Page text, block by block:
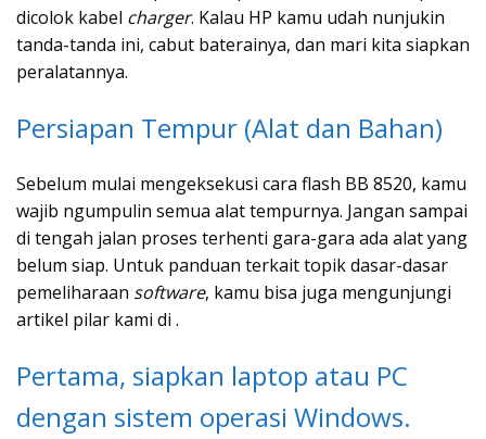
dicolok kabel charger. Kalau HP kamu udah nunjukin
tanda-tanda ini, cabut baterainya, dan mari kita siapkan
peralatannya.
Persiapan Tempur (Alat dan Bahan)
Sebelum mulai mengeksekusi cara flash BB 8520, kamu
wajib ngumpulin semua alat tempurnya. Jangan sampai
di tengah jalan proses terhenti gara-gara ada alat yang
belum siap. Untuk panduan terkait topik dasar-dasar
pemeliharaan software, kamu bisa juga mengunjungi
artikel pilar kami di .
Pertama, siapkan laptop atau PC
dengan sistem operasi Windows.